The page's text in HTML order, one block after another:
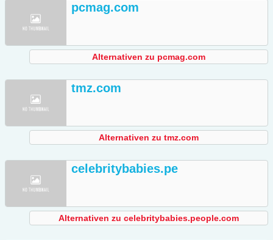
pcmag.com
Alternativen zu pcmag.com
tmz.com
Alternativen zu tmz.com
celebritybabies.pe
Alternativen zu celebritybabies.people.com